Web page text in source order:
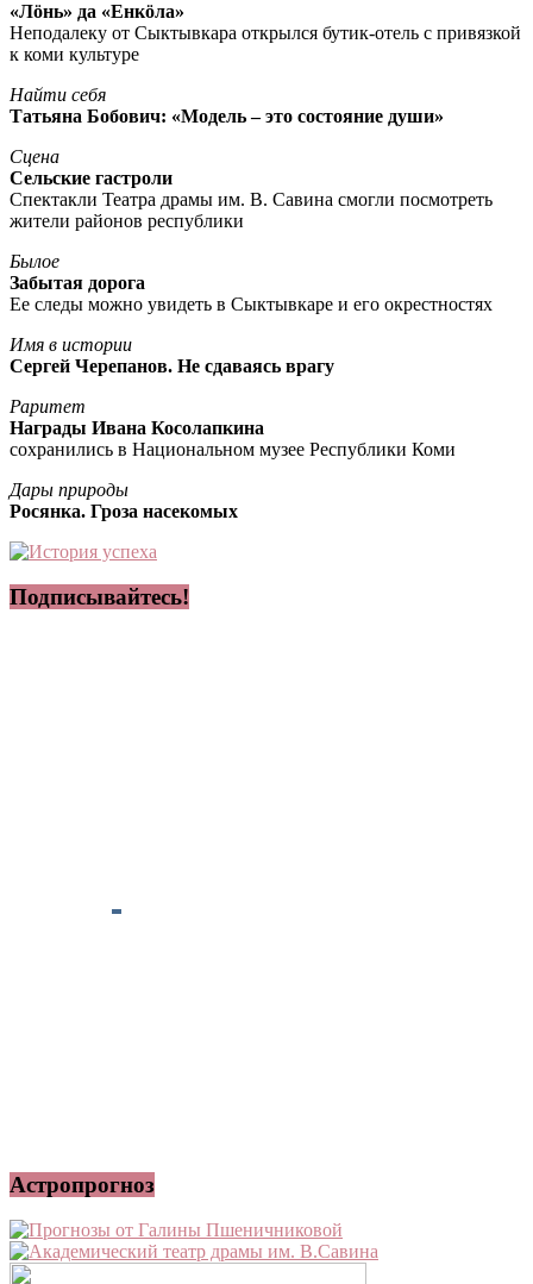
«Лöнь» да «Енкöла»
Неподалеку от Сыктывкара открылся бутик-отель с привязкой
к коми культуре
Найти себя
Татьяна Бобович: «Модель – это состояние души»
Сцена
Сельские гастроли
Спектакли Театра драмы им. В. Савина смогли посмотреть
жители районов республики
Былое
Забытая дорога
Ее следы можно увидеть в Сыктывкаре и его окрестностях
Имя в истории
Сергей Черепанов. Не сдаваясь врагу
Раритет
Награды Ивана Косолапкина
сохранились в Национальном музее Республики Коми
Дары природы
Росянка. Гроза насекомых
Подписывайтесь!
Астропрогноз